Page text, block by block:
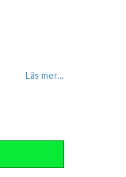
Läs mer...